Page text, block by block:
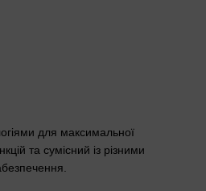
для максимальної
та сумісний із різними